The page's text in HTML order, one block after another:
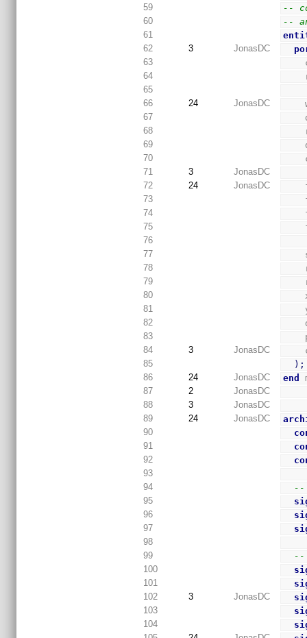
59
--
60
--
61
62
3 JonasDC
63
64
65
66
24 JonasDC
67
68
69
70
71
3
JonasDC
72
24 JonasDC
73
74
75
76
77
78
79
80
81
82
83
84
3 JonasDC
85
) ;
86
24 JonasDC end
87
2
JonasDC
88
3
JonasDC
89
24 JonasDC
90
91
92
93
94
--
95
96
97
98
99
--
100
101
102
3 JonasDC
103
104